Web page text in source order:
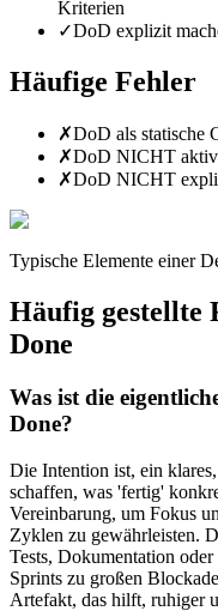
Kriterien
✓DoD explizit
Häufige Fehler
✗DoD als statische
✗DoD NICHT aktiv
✗DoD NICHT
Typische Elemente einer
Häufig gestellte
Done
Was ist die
Done?
Die Intention ist, ein
schaffen, was 'fertig'
Vereinbarung, um Fokus
Zyklen zu gewährleisten.
Tests, Dokumentation
Sprints zu großen
Artefakt, das hilft, ruhiger